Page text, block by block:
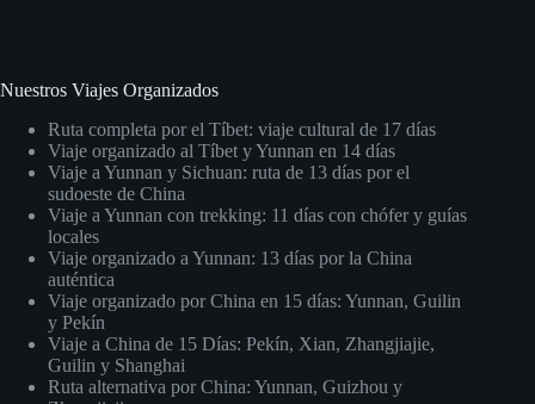
Nuestros Viajes Organizados
Ruta completa por el Tíbet: viaje cultural de 17 días
Viaje organizado al Tíbet y Yunnan en 14 días
Viaje a Yunnan y Sichuan: ruta de 13 días por el
sudoeste de China
Viaje a Yunnan con trekking: 11 días con chófer y guías
locales
Viaje organizado a Yunnan: 13 días por la China
auténtica
Viaje organizado por China en 15 días: Yunnan, Guilin
y Pekín
Viaje a China de 15 Días: Pekín, Xian, Zhangjiajie,
Guilin y Shanghai
Ruta alternativa por China: Yunnan, Guizhou y